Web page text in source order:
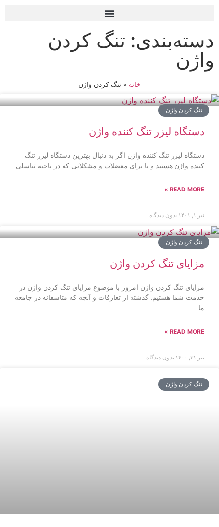
دسته‌بندی: تنگ کردن
واژن
خانه » تنگ کردن واژن
تنگ کردن واژن
دستگاه لیزر تنگ کننده واژن
دستگاه لیزر تنگ کننده واژن اگر به دنبال بهترین دستگاه لیزر تنگ
کننده واژن هستید و یا برای معضلات و مشکلاتی که در ناحیه تناسلی
READ MORE »
تیر ۱, ۱۴۰۱ بدون دیدگاه
تنگ کردن واژن
مزایای تنگ کردن واژن
مزایای تنگ کردن واژن امروز با موضوع مزایای تنگ کردن واژن در
خدمت شما هستیم. گذشته از تعارفات و آنچه که متاسفانه در جامعه
ما
READ MORE »
تیر ۳۱, ۱۴۰۰ بدون دیدگاه
تنگ کردن واژن